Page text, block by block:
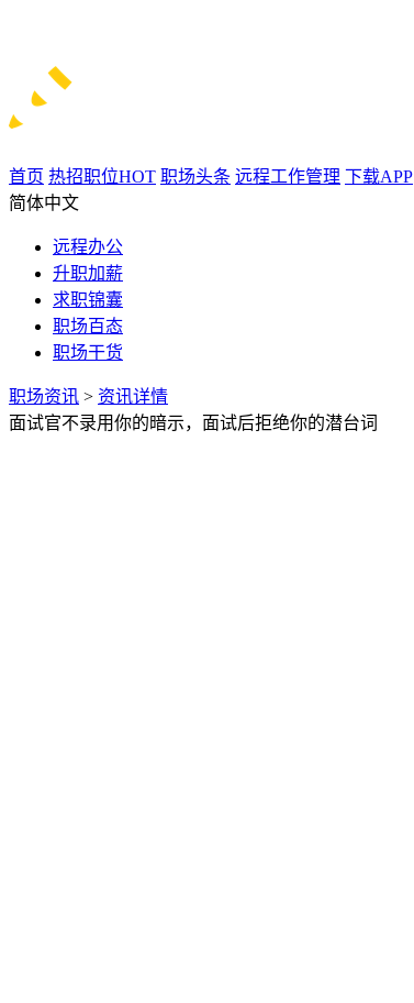
首页 热招职位HOT 职场头条 远程工作管理 下载APP
简体中文
远程办公
升职加薪
求职锦囊
职场百态
职场干货
职场资讯 > 资讯详情
面试官不录用你的暗示，面试后拒绝你的潜台词